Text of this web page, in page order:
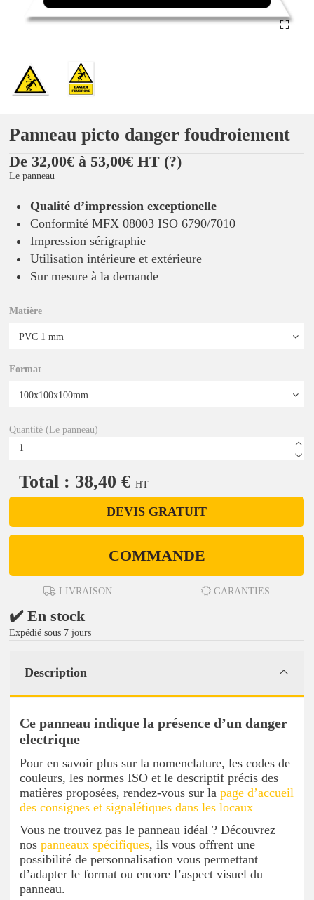
Panneau picto danger foudroiement
De 32,00€ à 53,00€ HT (?)
Le panneau
Qualité d’impression exceptionelle
Conformité MFX 08003 ISO 6790/7010
Impression sérigraphie
Utilisation intérieure et extérieure
Sur mesure à la demande
Matière
Format
Quantité (Le panneau)
Total : 38,40 € HT
DEVIS GRATUIT
COMMANDE
LIVRAISON GARANTIES
✔️ En stock
Expédié sous 7 jours
Description
Ce panneau indique la présence d’un danger
electrique
Pour en savoir plus sur la nomenclature, les codes de
couleurs, les normes ISO et le descriptif précis des
matières proposées, rendez-vous sur la page d’accueil
des consignes et signalétiques dans les locaux
Vous ne trouvez pas le panneau idéal ? Découvrez
nos panneaux spécifiques, ils vous offrent une
possibilité de personnalisation vous permettant
d’adapter le format ou encore l’aspect visuel du
panneau.